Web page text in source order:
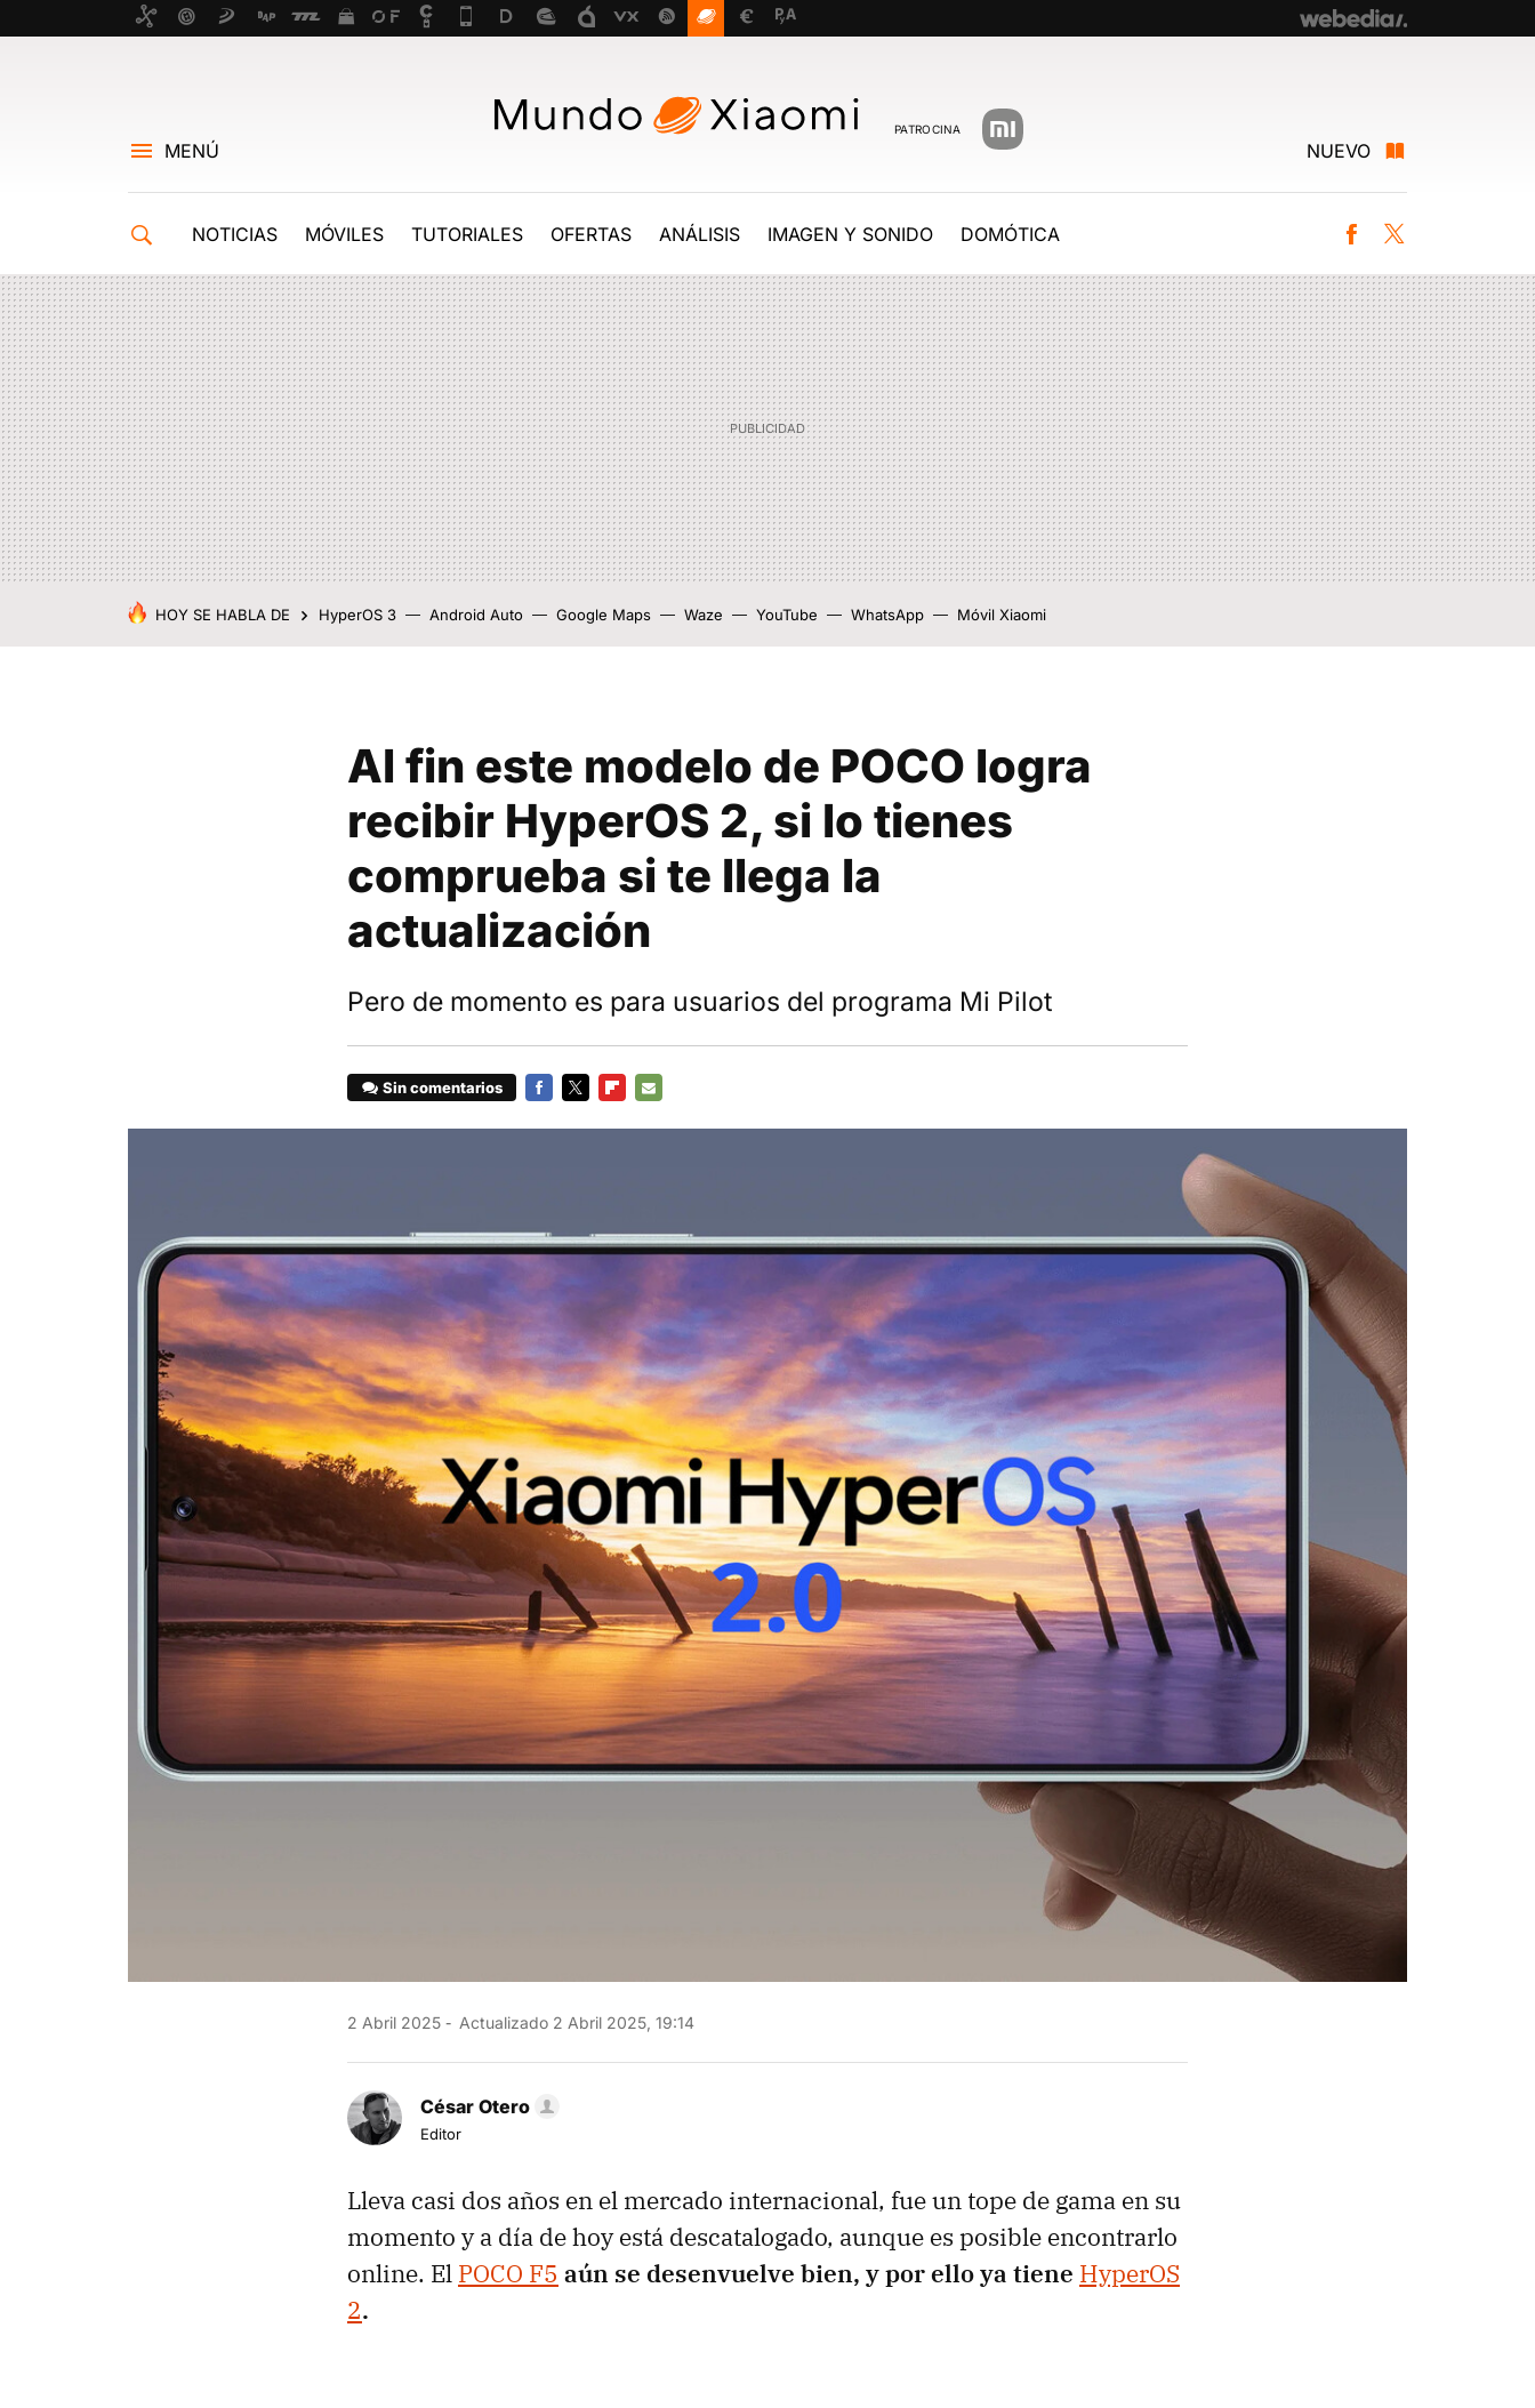
PATROCINA
MENÚ NUEVO
NOTICIAS MÓVILES TUTORIALES OFERTAS ANÁLISIS IMAGEN Y SONIDO DOMÓTICA Facebook
HOY SE HABLA DE HyperOS 3 Android Auto Google Maps Waze YouTube WhatsApp Móvil Xiaomi
Al fin este modelo de POCO logra
recibir HyperOS 2, si lo tienes
comprueba si te llega la
actualización
Pero de momento es para usuarios del programa Mi Pilot
Sin comentarios
2 Abril 2025 Actualizado 2 Abril 2025, 19:14
César Otero
Editor
Lleva casi dos años en el mercado internacional, fue un tope de gama en su
momento y a día de hoy está descatalogado, aunque es posible encontrarlo
online. El POCO F5 aún se desenvuelve bien, y por ello ya tiene HyperOS
2.